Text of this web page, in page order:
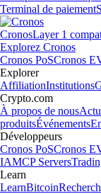
Terminal de paiement
CronosLayer 1
Explorez Cronos
Cronos PoSCronos
Explorer
AffiliationInstitutions
Crypto.com
À propos de nous
produitsÉvénements
Développeurs
Cronos PoSCronos
IAMCP Servers
Learn
LearnBitcoin